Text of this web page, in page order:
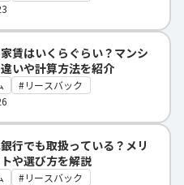
賃はいくらぐらい？マンシ
いや計算方法を紹介
リースバック
行でも取扱っている？メリ
や選び方を解説
リースバック